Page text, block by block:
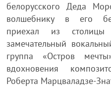
белорусского Деда
волшебнику в его
приехал из столицы
замечательный
группа «Остров
вдохновения
Роберта Марцваладзе-